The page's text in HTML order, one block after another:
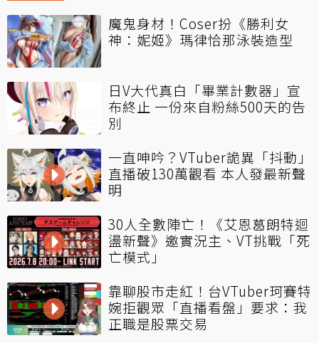
魔鬼身材！Coser扮《勝利女
神：妮姬》瑪律恰那泳裝造型
日V大代真白「畢業計數器」宣
布終止 一份來自粉絲500天的告
別
一直呻吟？VTuber詭異「抖動」
直播破130萬觀看 本人發最新聲
明
30人全數陣亡！《艾恩葛朗特迴
盪新聲》邀實況主、VT挑戰「死
亡模式」
靠聊股市走紅！台VTuber珂賽特
婉拒觀眾「直播看盤」要求：我
正職是股票交易